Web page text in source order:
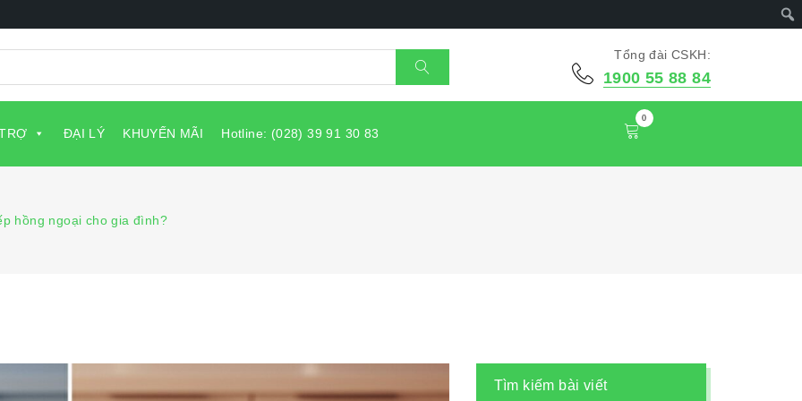
Tổng đài CSKH:
1900 55 88 84
ĐẠI LÝ KHUYẾN MÃI Hotline: (028) 39 91 30 83
0
hồng ngoại cho gia đình?
Tìm kiếm bài viết